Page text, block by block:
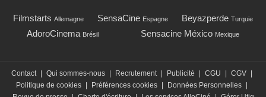
Filmstarts Allemagne SensaCine Espagne Beyazperde Turquie
AdoroCinema Brésil Sensacine México Mexique
Contact Qui sommes-nous Recrutement Publicité CGU CGV
Politique de cookies
Préférences cookies Données Personnelles